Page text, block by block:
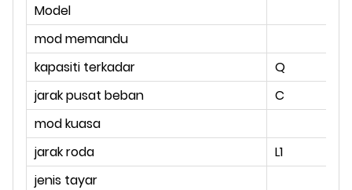
Model
mod memandu
kapasiti terkadar
Q
jarak pusat beban
C
mod kuasa
jarak roda
L1
jenis tayar